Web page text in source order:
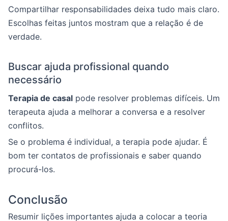
Compartilhar responsabilidades deixa tudo mais claro.
Escolhas feitas juntos mostram que a relação é de
verdade.
Buscar ajuda profissional quando
necessário
Terapia de casal pode resolver problemas difíceis. Um
terapeuta ajuda a melhorar a conversa e a resolver
conflitos.
Se o problema é individual, a terapia pode ajudar. É
bom ter contatos de profissionais e saber quando
procurá-los.
Conclusão
Resumir lições importantes ajuda a colocar a teoria